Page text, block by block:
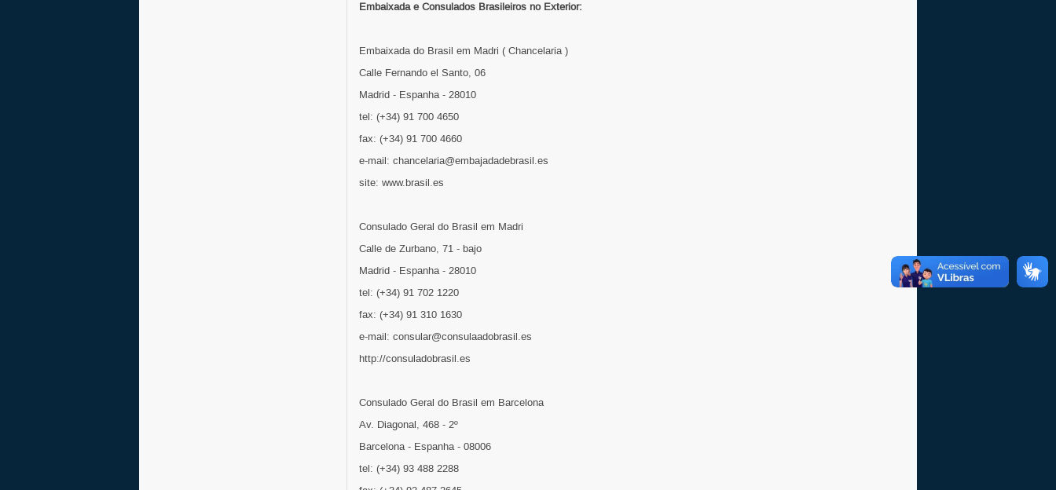
Embaixada e Consulados Brasileiros no Exterior:
Embaixada do Brasil em Madri ( Chancelaria )
Calle Fernando el Santo, 06
Madrid - Espanha - 28010
tel: (+34) 91 700 4650
fax: (+34) 91 700 4660
e-mail: chancelaria@embajadadebrasil.es
site: www.brasil.es
Consulado Geral do Brasil em Madri
Calle de Zurbano, 71 - bajo
Madrid - Espanha - 28010
tel: (+34) 91 702 1220
fax: (+34) 91 310 1630
e-mail: consular@consulaadobrasil.es
http://consuladobrasil.es
Consulado Geral do Brasil em Barcelona
Av. Diagonal, 468 - 2º
Barcelona - Espanha - 08006
tel: (+34) 93 488 2288